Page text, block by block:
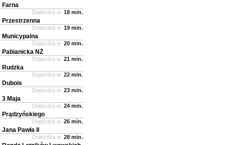
Farna
Dojeżdża w: 18 min.
Przestrzenna
Dojeżdża w: 19 min.
Municypalna
Dojeżdża w: 20 min.
Pabianicka NŻ
Dojeżdża w: 21 min.
Rudzka
Dojeżdża w: 22 min.
Dubois
Dojeżdża w: 23 min.
3 Maja
Dojeżdża w: 24 min.
Prądzyńskiego
Dojeżdża w: 26 min.
Jana Pawła II
Dojeżdża w: 28 min.